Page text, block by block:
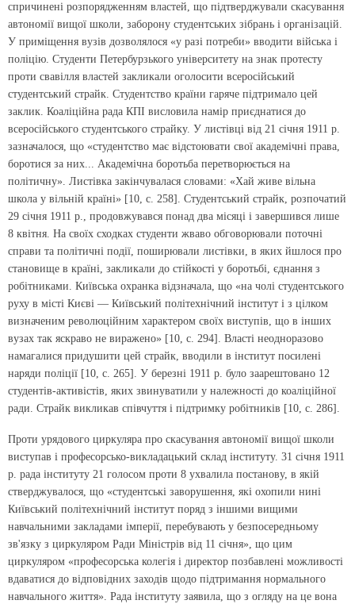
спричинені розпорядженням властей, що підтверджували скасування
автономії вищої школи, заборону студентських зібрань і організацій.
У приміщення вузів дозволялося «у разі потреби» вводити війська і
поліцію. Студенти Петербурзького університету на знак протесту
проти свавілля властей закликали оголосити всеросійський
студентський страйк. Студентство країни гаряче підтримало цей
заклик. Коаліційна рада КПІ висловила намір приєднатися до
всеросійського студентського страйку. У листівці від 21 січня 1911 р.
зазначалося, що «студентство має відстоювати свої академічні права,
боротися за них... Академічна боротьба перетворюється на
політичну». Листівка закінчувалася словами: «Хай живе вільна
школа у вільній країні» [10, с. 258]. Студентський страйк, розпочатий
29 січня 1911 р., продовжувався понад два місяці і завершився лише
8 квітня. На своїх сходках студенти жваво обговорювали поточні
справи та політичні події, поширювали листівки, в яких йшлося про
становище в країні, закликали до стійкості у боротьбі, єднання з
робітниками. Київська охранка відзначала, що «на чолі студентського
руху в місті Києві — Київський політехнічний інститут і з цілком
визначеним революційним характером своїх виступів, що в інших
вузах так яскраво не виражено» [10, с. 294]. Власті неодноразово
намагалися придушити цей страйк, вводили в інститут посилені
наряди поліції [10, с. 265]. У березні 1911 р. було заарештовано 12
студентів-активістів, яких звинуватили у належності до коаліційної
ради. Страйк викликав співчуття і підтримку робітників [10, с. 286].
Проти урядового циркуляра про скасування автономії вищої школи
виступав і професорсько-викладацький склад інституту. 31 січня 1911
р. рада інституту 21 голосом проти 8 ухвалила постанову, в якій
стверджувалося, що «студентські заворушення, які охопили нині
Київський політехнічний інститут поряд з іншими вищими
навчальними закладами імперії, перебувають у безпосередньому
зв'язку з циркуляром Ради Міністрів від 11 січня», що цим
циркуляром «професорська колегія і директор позбавлені можливості
вдаватися до відповідних заходів щодо підтримання нормального
навчального життя». Рада інституту заявила, що з огляду на це вона